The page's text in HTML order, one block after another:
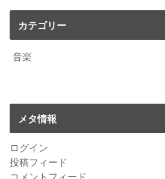
カテゴリー
音楽
メタ情報
ログイン
投稿フィード
コメントフィード